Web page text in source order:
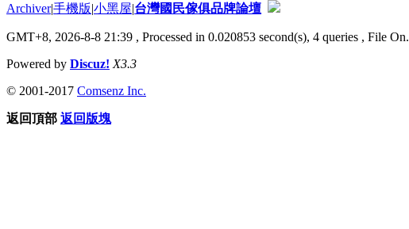
Archiver|手機版|小黑屋|台灣國民傢俱品牌論壇
GMT+8, 2026-8-8 21:39 , Processed in 0.020853 second(s), 4 queries , File On.
Powered by Discuz! X3.3
© 2001-2017 Comsenz Inc.
返回頂部 返回版塊